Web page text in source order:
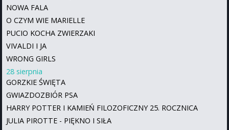
NOWA FALA
O CZYM WIE MARIELLE
PUCIO KOCHA ZWIERZAKI
VIVALDI I JA
WRONG GIRLS
28 sierpnia
GORZKIE ŚWIĘTA
GWIAZDOZBIÓR PSA
HARRY POTTER I KAMIEŃ FILOZOFICZNY 25. ROCZNICA
JULIA PIROTTE - PIĘKNO I SIŁA